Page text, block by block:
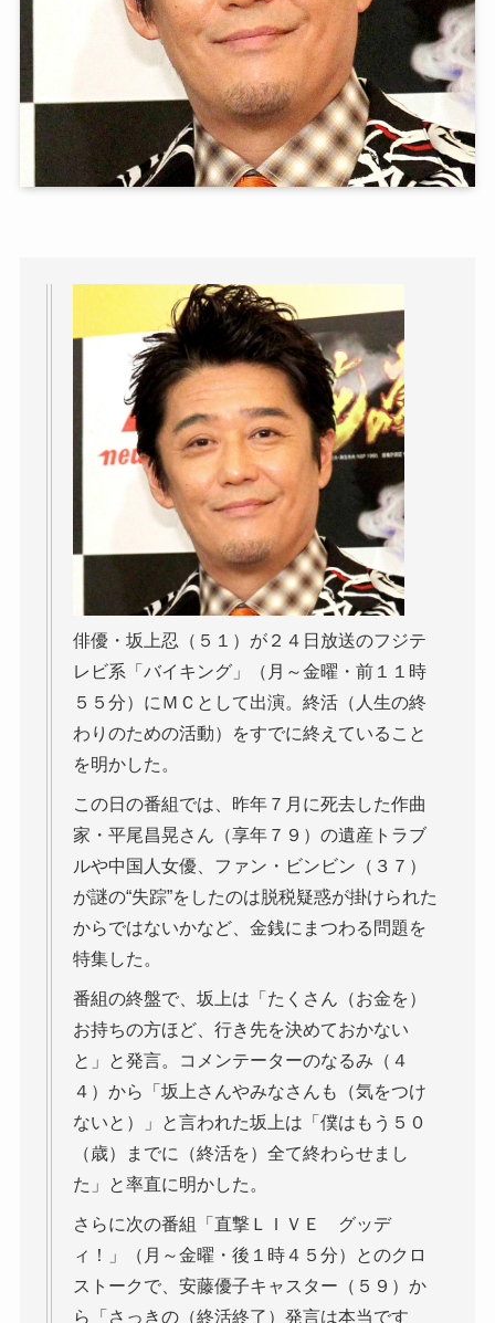
俳優・坂上忍（５１）が２４日放送のフジテ
レビ系「バイキング」（月～金曜・前１１時
５５分）にＭＣとして出演。終活（人生の終
わりのための活動）をすでに終えていること
を明かした。
この日の番組では、昨年７月に死去した作曲
家・平尾昌晃さん（享年７９）の遺産トラブ
ルや中国人女優、ファン・ビンビン（３７）
が謎の“失踪”をしたのは脱税疑惑が掛けられた
からではないかなど、金銭にまつわる問題を
特集した。
番組の終盤で、坂上は「たくさん（お金を）
お持ちの方ほど、行き先を決めておかない
と」と発言。コメンテーターのなるみ（４
４）から「坂上さんやみなさんも（気をつけ
ないと）」と言われた坂上は「僕はもう５０
（歳）までに（終活を）全て終わらせまし
た」と率直に明かした。
さらに次の番組「直撃ＬＩＶＥ グッデ
ィ！」（月～金曜・後１時４５分）とのクロ
ストークで、安藤優子キャスター（５９）か
ら「さっきの（終活終了）発言は本当です